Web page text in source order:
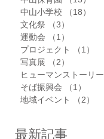
中山小学校
（18）
文化祭
（3）
運動会
（1）
プロジェクト
（1）
写真展
（2）
ヒューマンストーリー
そば振興会
（1）
地域イベント
（2）
最新記事